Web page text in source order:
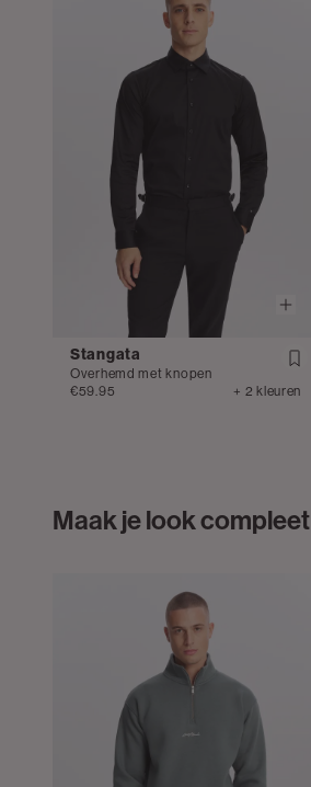
Stangata
Overhemd met knopen
€59.95
+ 2 kleuren
Maak je look compleet